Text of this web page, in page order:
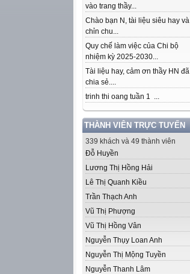
vào trang thầy...
Chào bạn N, tài liệu siêu hay và
chỉn chu...
Quy chế làm việc của Chi bộ
nhiệm kỳ 2025-2030...
Tài liệu hay, cảm ơn thầy HN đã
chia sẻ....
trinh thi oang tuần 1 ...
THÀNH VIÊN TRỰC TUYẾN
339 khách và 49 thành viên
Đỗ Huyền
Lương Thị Hồng Hải
Lê Thị Quanh Kiều
Trần Thạch Anh
Vũ Thị Phượng
Vũ Thị Hồng Vân
Nguyễn Thụy Loan Anh
Nguyễn Thị Mộng Tuyền
Nguyễn Thanh Lâm